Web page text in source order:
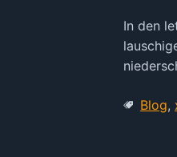
In den
Blog,